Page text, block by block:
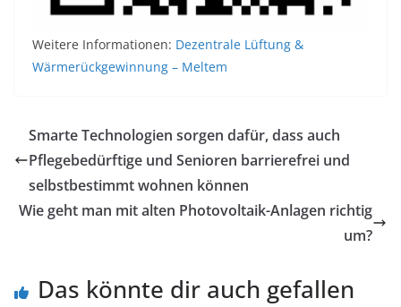
Weitere Informationen: Dezentrale Lüftung &
Wärmerückgewinnung – Meltem
Smarte Technologien sorgen dafür, dass auch
Pflegebedürftige und Senioren barrierefrei und
selbstbestimmt wohnen können
Wie geht man mit alten Photovoltaik-Anlagen richtig
um?
Das könnte dir auch gefallen